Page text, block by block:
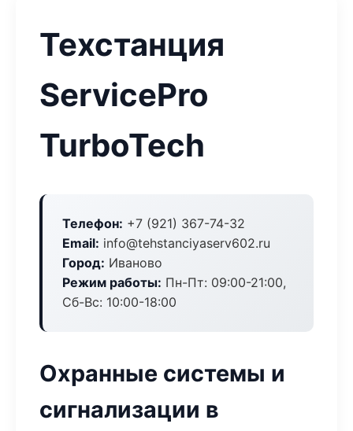
Техстанция
ServicePro
TurboTech
Телефон: +7 (921) 367-74-32
Email: info@tehstanciyaserv602.ru
Город: Иваново
Режим работы: Пн-Пт: 09:00-21:00,
Сб-Вс: 10:00-18:00
Охранные системы и
сигнализации в